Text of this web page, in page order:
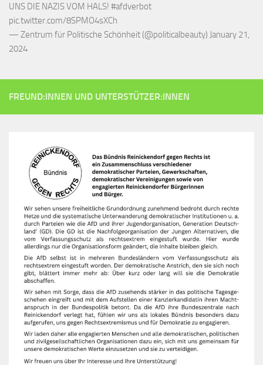
UNS DIE NAZIS VOM HALS! #afdverbot
pic.twitter.com/8SPMO4sXCh
— Zentrum für Politische Schönheit (@politicalbeauty) January 21,
2024
FREUND:INNEN UND UNTERSTÜTZER:INNEN